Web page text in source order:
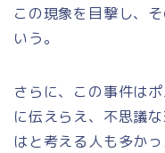
この現象を目撃し、
いう。
さらに、この事件は
に伝えらえ、不思議
はと考える人も多かっ